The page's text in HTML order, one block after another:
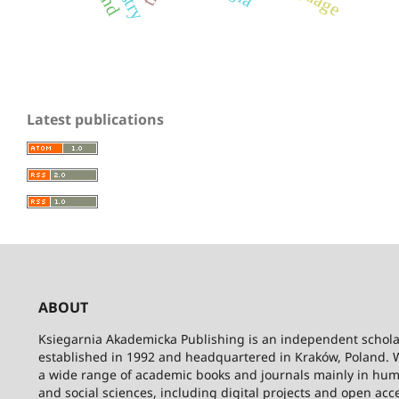
Latest publications
ABOUT
Ksiegarnia Akademicka Publishing is an independent
established in 1992 and headquartered in Kraków, Poland.
a wide range of academic books and journals mainly in
and social sciences, including digital projects and open